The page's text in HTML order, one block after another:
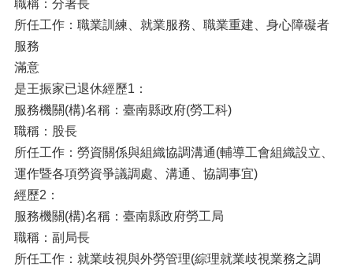
職稱：分署長
所任工作：職業訓練、就業服務、職業重建、身心障礙者
服務
滿意
是王振家已退休經歷1：
服務機關(構)名稱：臺南縣政府(勞工科)
職稱：股長
所任工作：勞資關係與組織協調溝通(輔導工會組織設立、
運作暨各項勞資爭議調處、溝通、協調事宜)
經歷2：
服務機關(構)名稱：臺南縣政府勞工局
職稱：副局長
所任工作：就業歧視與外勞管理(綜理就業歧視業務之調